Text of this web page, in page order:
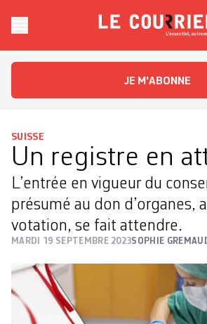
Le Courrier
JE M'ABONNE
SUISSE
Un registre en
L’entrée en vigueur du
présumé au don d’organes,
votation, se fait attendre.
MARDI 19 SEPTEMBRE 2023SOPHIE